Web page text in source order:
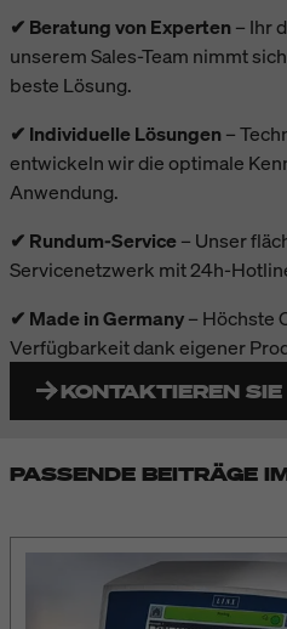
✔ Beratung von Experten – Ihr
unserem Sales-Team nimmt
beste Lösung.
✔ Individuelle Lösungen –
entwickeln wir die optimale
Anwendung.
✔ Rundum-Service– Unser
Servicenetzwerk mit 24h-
✔ Made in Germany– Höchste
Verfügbarkeit dank eigener
KONTAKTIEREN
PASSENDE BEITRÄGE